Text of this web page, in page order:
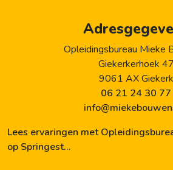
Opleidingsbureau Mieke
Giekerkerhoek 47
9061 AX Giekerk
06 21 24 30 77
Lees ervaringen met
op Springest…